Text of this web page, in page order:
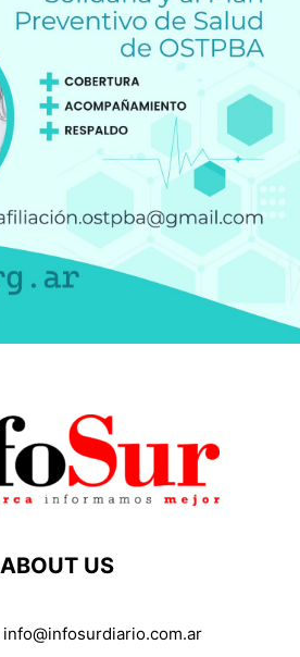
ABOUT US
info@infosurdiario.com.ar